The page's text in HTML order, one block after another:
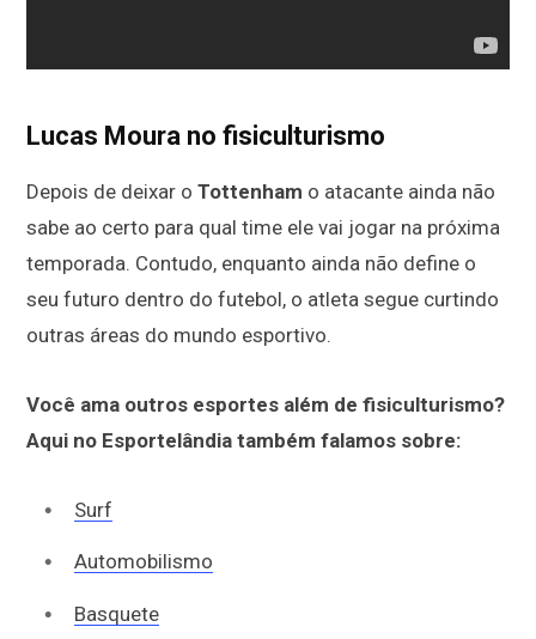
Lucas Moura no fisiculturismo
Depois de deixar o Tottenham o atacante ainda não
sabe ao certo para qual time ele vai jogar na próxima
temporada. Contudo, enquanto ainda não define o
seu futuro dentro do futebol, o atleta segue curtindo
outras áreas do mundo esportivo.
Você ama outros esportes além de fisiculturismo?
Aqui no Esportelândia também falamos sobre:
Surf
Automobilismo
Basquete